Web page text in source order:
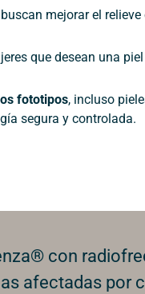
mejorar el
que desean una
fototipos, incluso
segura y controlada.
con
afectadas por